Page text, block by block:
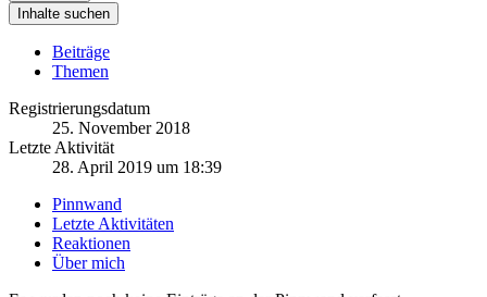
Inhalte suchen
Beiträge
Themen
Registrierungsdatum
25. November 2018
Letzte Aktivität
28. April 2019 um 18:39
Pinnwand
Letzte Aktivitäten
Reaktionen
Über mich